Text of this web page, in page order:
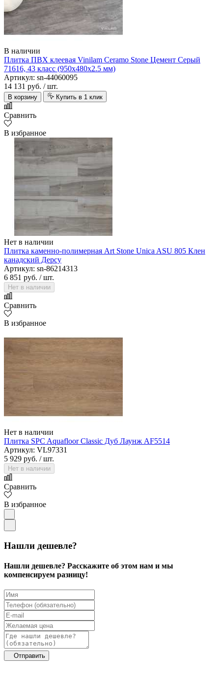
В наличии
Плитка ПВХ клеевая Vinilam Ceramo Stone Цемент Серый
71616, 43 класс (950х480х2.5 мм)
Артикул: sn-44060095
14 131 руб. / шт.
В корзину Купить в 1 клик
Сравнить
В избранное
Нет в наличии
Плитка каменно-полимерная Art Stone Unica ASU 805 Клен
канадский Дерсу
Артикул: sn-86214313
6 851 руб. / шт.
Нет в наличии
Сравнить
В избранное
Нет в наличии
Плитка SPC Aquafloor Classic Дуб Лаунж AF5514
Артикул: VL97331
5 929 руб. / шт.
Нет в наличии
Сравнить
В избранное
Нашли дешевле?
Нашли дешевле? Расскажите об этом нам и мы
компенсируем разницу!
Отправить